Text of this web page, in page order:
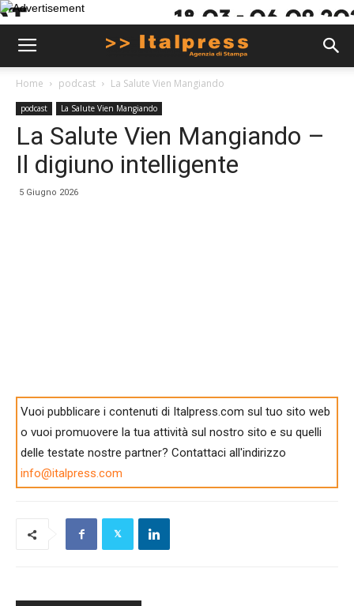
Home podcast La Salute Vien Mangiando
podcast La Salute Vien Mangiando
La Salute Vien Mangiando –
Il digiuno intelligente
5 Giugno 2026
Vuoi pubblicare i contenuti di Italpress.com sul tuo sito web
o vuoi promuovere la tua attività sul nostro sito e su quelli
delle testate nostre partner? Contattaci all'indirizzo
info@italpress.com